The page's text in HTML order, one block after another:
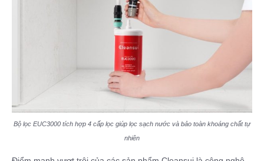
Bộ lọc EUC3000 tích hợp 4 cấp lọc giúp lọc sạch nước và bảo toàn khoáng chất tự
nhiên